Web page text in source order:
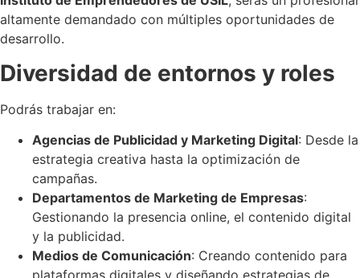
altamente demandado con múltiples oportunidades de
desarrollo.
Diversidad de entornos y roles
Podrás trabajar en:
Agencias de Publicidad y Marketing Digital: Desde la
estrategia creativa hasta la optimización de
campañas.
Departamentos de Marketing de Empresas:
Gestionando la presencia online, el contenido digital
y la publicidad.
Medios de Comunicación: Creando contenido para